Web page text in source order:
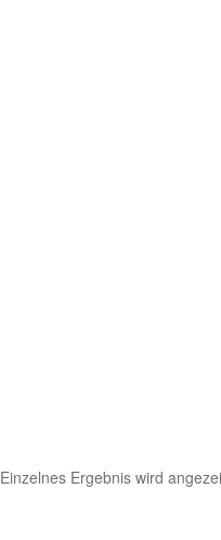
Einzelnes Ergebnis wird